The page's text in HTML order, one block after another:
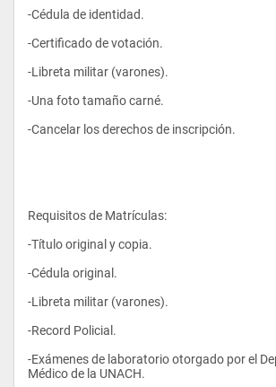
-Cédula de identidad.
-Certificado de votación.
-Libreta militar (varones).
-Una foto tamaño carné.
-Cancelar los derechos de inscripción.
Requisitos de Matrículas:
-Título original y copia.
-Cédula original.
-Libreta militar (varones).
-Record Policial.
-Exámenes de laboratorio otorgado por el
Médico de la UNACH.